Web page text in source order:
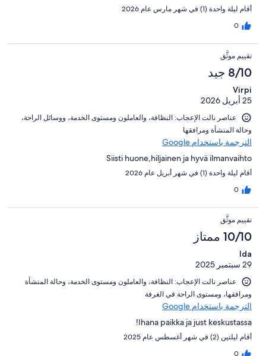
أقام ليلة واحدة (1) في شهر مارس عام 2026
0
تقييم موثَّق
8/10 جيد
Virpi
25 أبريل 2026
عناصر نالت الإعجاب: ⁦النظافة⁩، و⁦العاملون ومستوى الخدمة⁩، و⁦وسائل الراحة⁩،
و⁦حالة المنشأة ومرافقها⁩
الترجمة باستخدام Google
Siisti huone,hiljainen ja hyvä ilmanvaihto
أقام ليلة واحدة (1) في شهر أبريل عام 2026
0
تقييم موثَّق
10/10 ممتاز
Ida
29 سبتمبر 2025
عناصر نالت الإعجاب: ⁦النظافة⁩، و⁦العاملون ومستوى الخدمة⁩، و⁦حالة المنشأة
ومرافقها⁩، و⁦مستوى الراحة في الغرفة⁩
الترجمة باستخدام Google
Ihana paikka ja just keskustassa!
أقام ليلتين (2) في شهر أغسطس عام 2025
0